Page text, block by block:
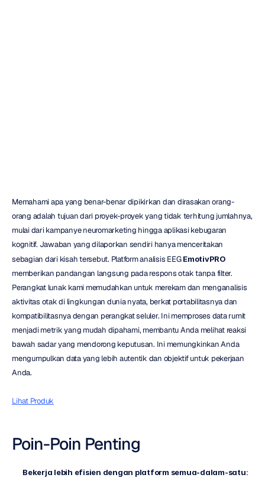
Memahami apa yang benar-benar dipikirkan dan dirasakan orang-
orang adalah tujuan dari proyek-proyek yang tidak terhitung jumlahnya,
mulai dari kampanye neuromarketing hingga aplikasi kebugaran
kognitif. Jawaban yang dilaporkan sendiri hanya menceritakan
sebagian dari kisah tersebut. Platform analisis EEG EmotivPRO
memberikan pandangan langsung pada respons otak tanpa filter.
Perangkat lunak kami memudahkan untuk merekam dan menganalisis
aktivitas otak di lingkungan dunia nyata, berkat portabilitasnya dan
kompatibilitasnya dengan perangkat seluler. Ini memproses data rumit
menjadi metrik yang mudah dipahami, membantu Anda melihat reaksi
bawah sadar yang mendorong keputusan. Ini memungkinkan Anda
mengumpulkan data yang lebih autentik dan objektif untuk pekerjaan
Anda.
Lihat Produk
Poin-Poin Penting
Bekerja lebih efisien dengan platform semua-dalam-satu: